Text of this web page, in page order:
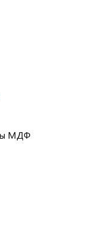
МДФ